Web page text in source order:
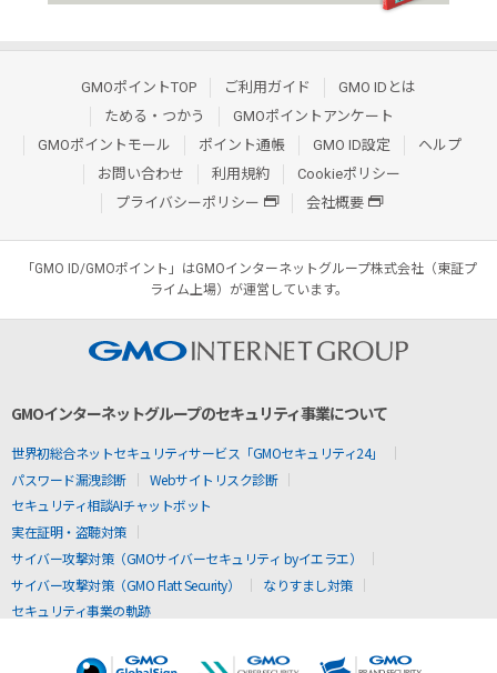
GMOポイントTOP ご利用ガイド
GMO IDとは
ためる・つかう
GMOポイントアンケート
GMOポイントモール
ポイント通帳 GMO ID設定
ヘルプ
お問い合わせ
利用規約
Cookieポリシー
プライバシーポリシー
会社概要
「GMO ID/GMOポイント」はGMOインターネットグループ株式会社（東証プ
ライム上場）が運営しています。
GMOインターネットグループのセキュリティ事業について
世界初総合ネットセキュリティサービス「GMOセキュリティ24」
パスワード漏洩診断
Webサイトリスク診断
セキュリティ相談AIチャットボット
実在証明・盗聴対策
サイバー攻撃対策（GMOサイバーセキュリティ byイエラエ）
サイバー攻撃対策（GMO Flatt Security）
なりすまし対策
セキュリティ事業の軌跡